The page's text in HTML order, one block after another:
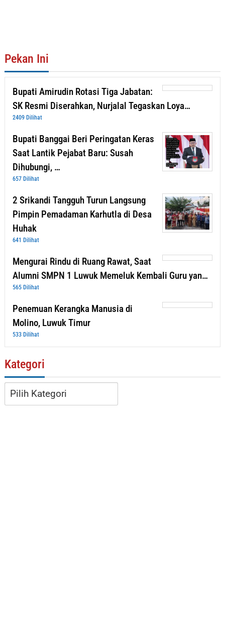
Pekan Ini
Bupati Amirudin Rotasi Tiga Jabatan:
SK Resmi Diserahkan, Nurjalal Tegaskan Loya…
2409 Dilihat
Bupati Banggai Beri Peringatan Keras
Saat Lantik Pejabat Baru: Susah
Dihubungi, …
657 Dilihat
2 Srikandi Tangguh Turun Langsung
Pimpin Pemadaman Karhutla di Desa
Huhak
641 Dilihat
Mengurai Rindu di Ruang Rawat, Saat
Alumni SMPN 1 Luwuk Memeluk Kembali Guru yan…
565 Dilihat
Penemuan Kerangka Manusia di
Molino, Luwuk Timur
533 Dilihat
Kategori
Kategori